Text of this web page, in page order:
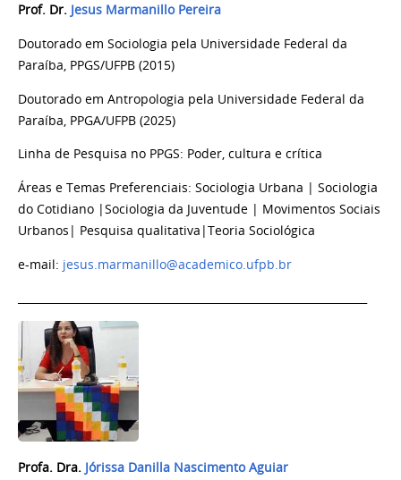
Prof. Dr. Jesus Marmanillo Pereira
Doutorado em Sociologia pela Universidade Federal da
Paraíba, PPGS/UFPB (2015)
Doutorado em Antropologia pela Universidade Federal da
Paraíba, PPGA/UFPB (2025)
Linha de Pesquisa no PPGS: Poder, cultura e crítica
Áreas e Temas Preferenciais: Sociologia Urbana | Sociologia
do Cotidiano |Sociologia da Juventude | Movimentos Sociais
Urbanos| Pesquisa qualitativa |Teoria Sociológica
e-mail: jesus.marmanillo@academico.ufpb.br
Profa. Dra. Jórissa Danilla Nascimento Aguiar